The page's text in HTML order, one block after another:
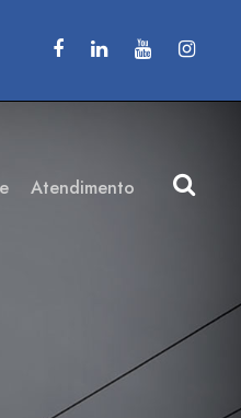
Atendimento